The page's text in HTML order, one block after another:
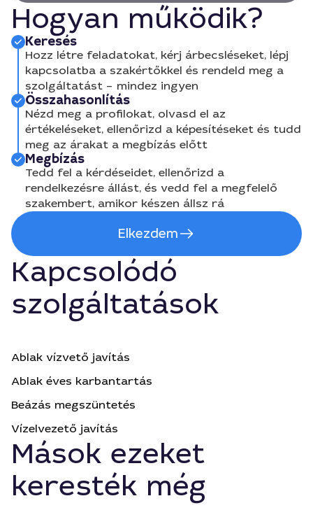
Hogyan működik?
Keresés
Hozz létre feladatokat, kérj árbecsléseket, lépj
kapcsolatba a szakértőkkel és rendeld meg a
szolgáltatást – mindez ingyen
Összahasonlítás
Nézd meg a profilokat, olvasd el az
értékeléseket, ellenőrizd a képesítéseket és tudd
meg az árakat a megbízás előtt
Megbízás
Tedd fel a kérdéseidet, ellenőrizd a
rendelkezésre állást, és vedd fel a megfelelő
szakembert, amikor készen állsz rá
Elkezdem
Kapcsolódó
szolgáltatások
Ablak vízvető javítás
Ablak éves karbantartás
Beázás megszüntetés
Vízelvezető javítás
Mások ezeket
keresték még